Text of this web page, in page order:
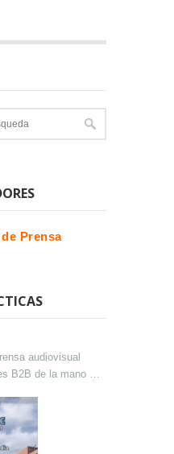
Prensa
audiovisual
B2B de la mano de